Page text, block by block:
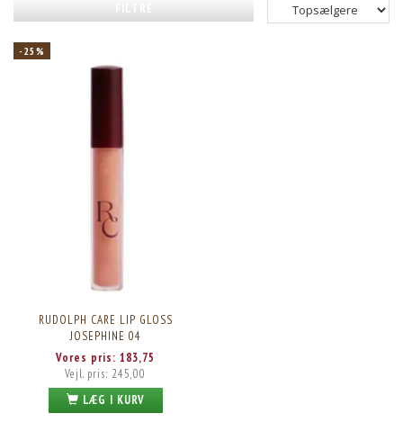
FILTRE
-25%
RUDOLPH CARE LIP GLOSS
JOSEPHINE 04
Vores pris: 183,75
Vejl. pris: 245,00
LÆG I KURV